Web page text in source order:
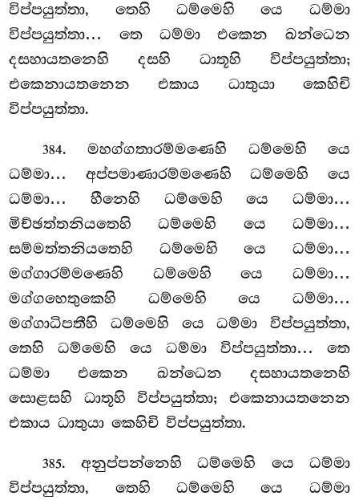
විප්පයුත්තා, තෙහි ධම්මෙහි යෙ ධම්මා
විප්පයුත්තා… තෙ ධම්මා එකෙන ඛන්ධෙන
දසහායතනෙහි දසහි ධාතූහි විප්පයුත්තා;
එකෙනායතනෙන එකාය ධාතුයා කෙහිචි
විප්පයුත්තා.
384. මහග්ගතාරම්මණෙහි ධම්මෙහි යෙ
ධම්මා… අප්පමාණාරම්මණෙහි ධම්මෙහි යෙ
ධම්මා… හීනෙහි ධම්මෙහි යෙ ධම්මා…
මිච්ඡත්තනියතෙහි ධම්මෙහි යෙ ධම්මා…
සම්මත්තනියතෙහි ධම්මෙහි යෙ ධම්මා…
මග්ගාරම්මණෙහි ධම්මෙහි යෙ ධම්මා…
මග්ගහෙතුකෙහි ධම්මෙහි යෙ ධම්මා…
මග්ගාධිපතීහි ධම්මෙහි යෙ ධම්මා විප්පයුත්තා,
තෙහි ධම්මෙහි යෙ ධම්මා විප්පයුත්තා… තෙ
ධම්මා එකෙන ඛන්ධෙන දසහායතනෙහි
සොළසහි ධාතූහි විප්පයුත්තා; එකෙනායතනෙන
එකාය ධාතුයා කෙහිචි විප්පයුත්තා.
385. අනුප්පන්නෙහිධම්මෙහි යෙ ධම්මා
විප්පයුත්තා, තෙහි ධම්මෙහි යෙ ධම්මා